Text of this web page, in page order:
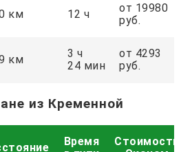
км 12 ч
от 19980
руб.
км
3 ч
24 мин
от 4293
руб.
из Кременной
Время
Стоимость